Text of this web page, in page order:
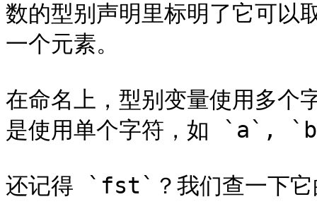
数的型别声明里标明了它可
一个元素。
在命名上，型别变量使用多个
是使用单个字符，如
还记得 `fst`？我们查一下它